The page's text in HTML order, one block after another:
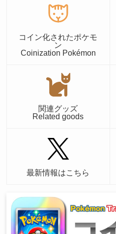
コイン化されたポケモ
ン
Coinization Pokémon
関連グッズ
Related goods
最新情報はこちら